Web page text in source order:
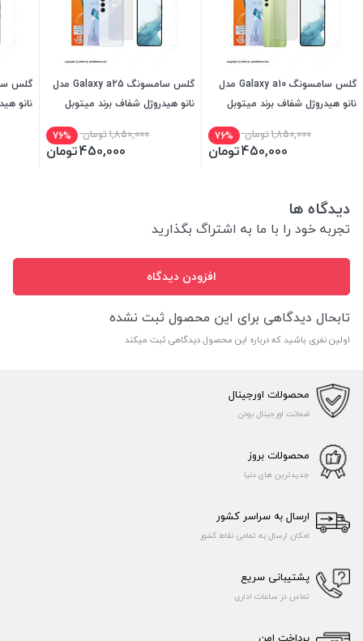
گلس سامسونگ Galaxy a10 مدل
نانو هیدروژل شفاف برند میتوبل
1,850,000تومان 76%
450,000تومان
گلس سامسونگ Galaxy a25 مدل
نانو هیدروژل شفاف برند میتوبل
1,850,000تومان 76%
450,000تومان
نانو
دیدگاه ها
تجربه خود را با ما به اشتراگ بگذارید
افزودن دیدگاه
تابحال دیدگاهی برای این محصول ثبت نشده
اولین نفری باشید که درباره این محصول دیدگاهی ثبت میکند
محصولات اورجینال
ضمانت اورجینال بودن
محصولات بروز
جدیدترین های دنیا
ارسال به سراسر کشور
امکان ارسال به تمامی نقاط کشور
پشتیبانی سریع
تماس در ساعات اداری